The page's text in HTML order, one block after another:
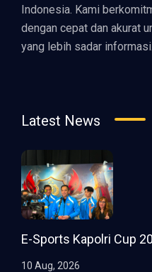
Indonesia. Kami
dengan cepat dan akurat
yang lebih sadar informasi.
Latest News
E-Sports Kapolri Cup
10 Aug, 2026